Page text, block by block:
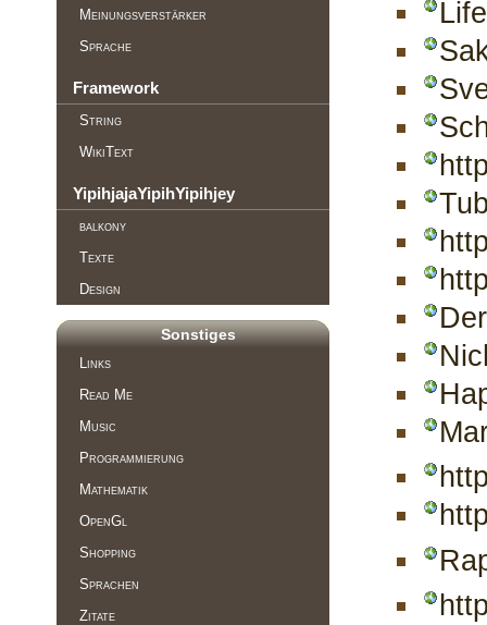
Meinungsverstärker
Sprache
Framework
String
WikiText
YipihjajaYipihYipihjey
balkony
Texte
Design
Sonstiges
Links
Read Me
Music
Programmierung
Mathematik
OpenGl
Shopping
Sprachen
Zitate